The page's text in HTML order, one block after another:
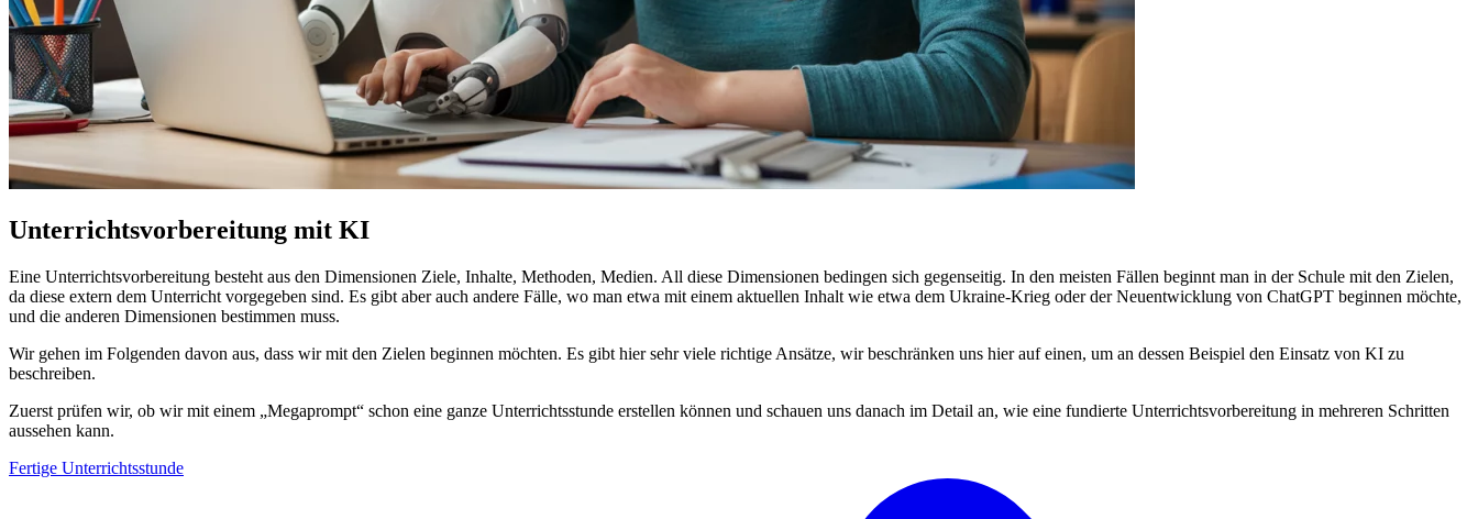
Unterrichtsvorbereitung mit KI
Eine Unterrichtsvorbereitung besteht aus den Dimensionen Ziele, Inhalte, Methoden, Medien. All diese Dimensionen bedingen sich gegenseitig. In den meisten Fällen beginnt man in der Schule mit den Zielen,
da diese extern dem Unterricht vorgegeben sind. Es gibt aber auch andere Fälle, wo man etwa mit einem aktuellen Inhalt wie etwa dem Ukraine-Krieg oder der Neuentwicklung von ChatGPT beginnen möchte,
und die anderen Dimensionen bestimmen muss.
Wir gehen im Folgenden davon aus, dass wir mit den Zielen beginnen möchten. Es gibt hier sehr viele richtige Ansätze, wir beschränken uns hier auf einen, um an dessen Beispiel den Einsatz von KI zu
beschreiben.
Zuerst prüfen wir, ob wir mit einem „Megaprompt“ schon eine ganze Unterrichtsstunde erstellen können und schauen uns danach im Detail an, wie eine fundierte Unterrichtsvorbereitung in mehreren Schritten
aussehen kann.
Fertige Unterrichtsstunde